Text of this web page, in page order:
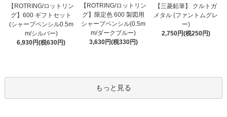
【ROTRING/ロットリン
グ】600 ギフトセット
(シャープペンシル0.5m
m/シルバー)
6,930円(税630円)
【ROTRING/ロットリン
グ】限定色 600 製図用
シャープペンシル(0.5m
m/ダークブルー)
3,630円(税330円)
【三菱鉛筆】 クルトガ
メタル (ファントムグレ
ー)
2,750円(税250円)
もっと見る